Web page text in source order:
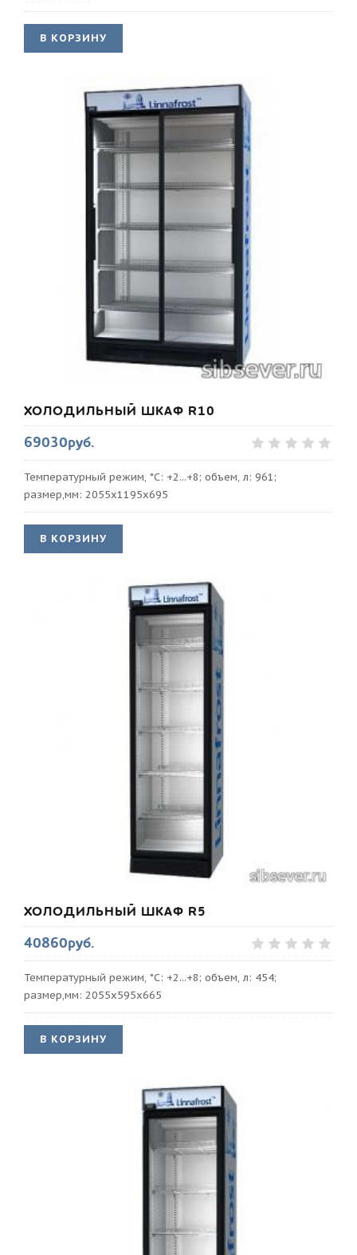
В КОРЗИНУ
ХОЛОДИЛЬНЫЙ ШКАФ R10
69030руб.
Температурный режим, *С: +2...+8; объем, л: 961;
размер,мм: 2055х1195х695
В КОРЗИНУ
ХОЛОДИЛЬНЫЙ ШКАФ R5
40860руб.
Температурный режим, *С: +2...+8; объем, л: 454;
размер,мм: 2055х595х665
В КОРЗИНУ